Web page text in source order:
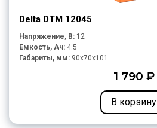
Delta DTM 12045
Напряжение, В: 12
Емкость, Ач: 4.5
Габариты, мм: 90x70x101
1 790 ₽
В корзину